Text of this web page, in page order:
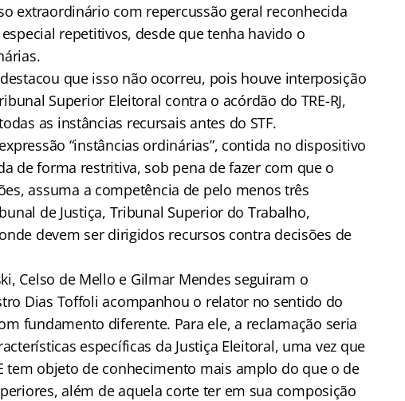
extraordinário com repercussão geral reconhecida
repetitivos, desde que tenha havido o
que isso não ocorreu, pois houve interposição
Superior Eleitoral contra o acórdão do TRE-RJ,
as instâncias recursais antes do STF.
“instâncias ordinárias”, contida no dispositivo
de forma restritiva, sob pena de fazer com que o
assuma a competência de pelo menos três
de Justiça, Tribunal Superior do Trabalho,
devem ser dirigidos recursos contra decisões de
Celso de Mello e Gilmar Mendes seguiram o
Dias Toffoli acompanhou o relator no sentido do
fundamento diferente. Para ele, a reclamação seria
específicas da Justiça Eleitoral, uma vez que
tem objeto de conhecimento mais amplo do que o de
além de aquela corte ter em sua composição